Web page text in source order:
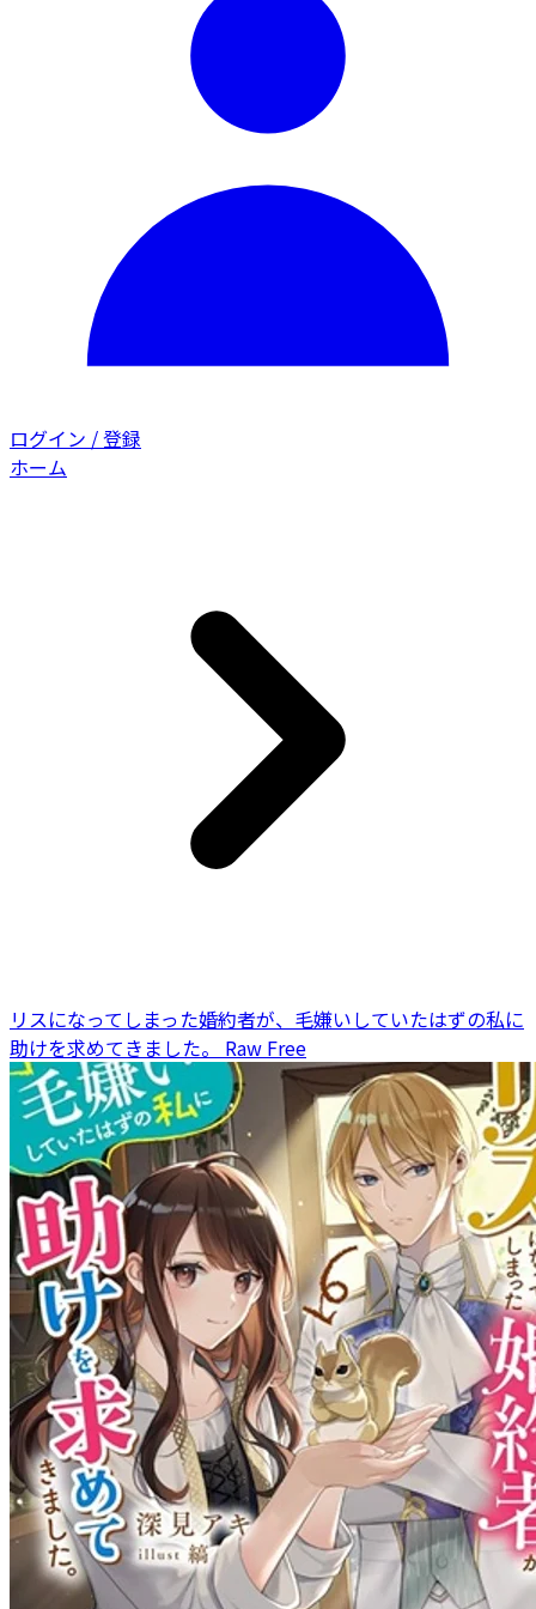
ログイン / 登録
ホーム
リスになってしまった婚約者が、毛嫌いしていたはずの私に
助けを求めてきました。 Raw Free